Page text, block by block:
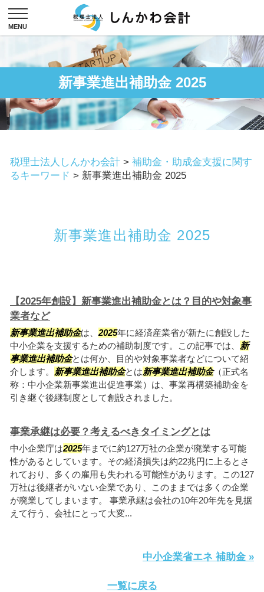
新事業進出補助金 2025
税理士法人しんかわ会計 > 補助金・助成金支援に関す
るキーワード > 新事業進出補助金 2025
新事業進出補助金 2025
【2025年創設】新事業進出補助金とは？目的や対象事
業者など
新事業進出補助金は、 2025年に経済産業省が新たに創設した
中小企業を支援するための補助制度です。この記事では、 新
事業進出補助金とは何か、目的や対象事業者などについて紹
介します。 新事業進出補助金とは新事業進出補助金（正式名
称：中小企業新事業進出促進事業）は、事業再構築補助金を
引き継ぐ後継制度として創設されました。
事業承継は必要？考えるべきタイミングとは
中小企業庁は2025年までに約127万社の企業が廃業する可能
性があるとしています。その経済損失は約22兆円に上るとさ
れており、多くの雇用も失われる可能性があります。この127
万社は後継者がいない企業であり、このままでは多くの企業
が廃業してしまいます。 事業承継は会社の10年20年先を見据
えて行う、会社にとって大変...
中小企業省エネ 補助金 »
一覧に戻る